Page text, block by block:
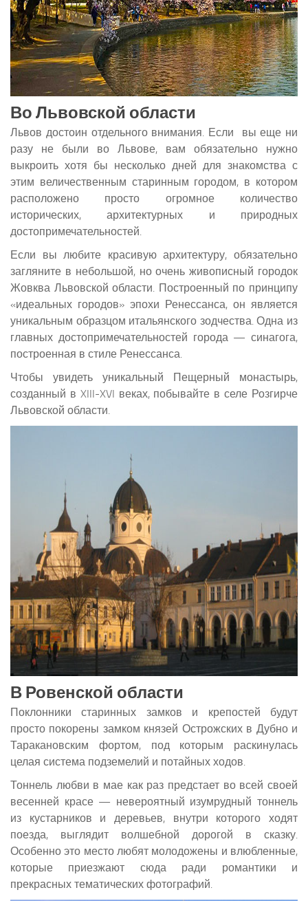
Во Львовской области
Львов достоин отдельного внимания. Если вы еще ни
разу не были во Львове, вам обязательно нужно
выкроить хотя бы несколько дней для знакомства с
этим величественным старинным городом, в котором
расположено просто огромное количество
исторических, архитектурных и природных
достопримечательностей.
Если вы любите красивую архитектуру, обязательно
загляните в небольшой, но очень живописный городок
Жовква Львовской области. Построенный по принципу
«идеальных городов» эпохи Ренессанса, он является
уникальным образцом итальянского зодчества. Одна из
главных достопримечательностей города — синагога,
построенная в стиле Ренессанса.
Чтобы увидеть уникальный Пещерный монастырь,
созданный в XIII-XVI веках, побывайте в селе Розгирче
Львовской области.
В Ровенской области
Поклонники старинных замков и крепостей будут
просто покорены замком князей Острожских в Дубно и
Таракановским фортом, под которым раскинулась
целая система подземелий и потайных ходов.
Тоннель любви в мае как раз предстает во всей своей
весенней красе — невероятный изумрудный тоннель
из кустарников и деревьев, внутри которого ходят
поезда, выглядит волшебной дорогой в сказку.
Особенно это место любят молодожены и влюбленные,
которые приезжают сюда ради романтики и
прекрасных тематических фотографий.